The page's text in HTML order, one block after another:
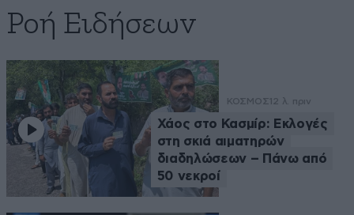
Ροή Ειδήσεων
ΚΟΣΜΟΣ 12 λ. πριν
Χάος στο Κασμίρ: Εκλογές
στη σκιά αιματηρών
διαδηλώσεων – Πάνω από
50 νεκροί